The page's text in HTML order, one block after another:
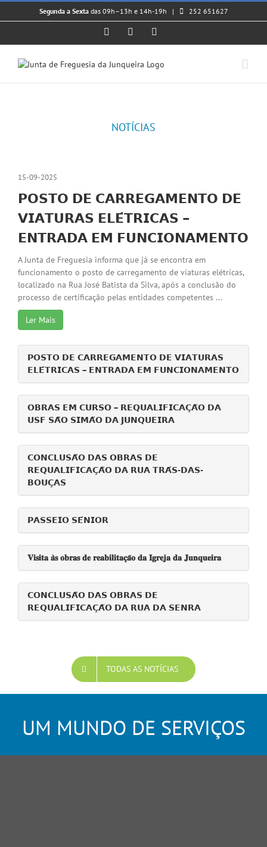
Skip
Segunda a Sextadas 09h–13h e 14h-19h | 252 651627
FacebookInstagram
NOTÍCIAS
15-09-2025
𝗣𝗢𝗦𝗧𝗢 𝗗𝗘 𝗖𝗔𝗥𝗥𝗘𝗚𝗔𝗠𝗘𝗡𝗧𝗢 𝗗𝗘
𝗩𝗜𝗔𝗧𝗨𝗥𝗔𝗦 𝗘𝗟𝗘́𝗧𝗥𝗜𝗖𝗔𝗦 –
𝗘𝗡𝗧𝗥𝗔𝗗𝗔 𝗘𝗠 𝗙𝗨𝗡𝗖𝗜𝗢𝗡𝗔𝗠𝗘𝗡𝗧𝗢
A Junta de Freguesia informa que já se encontra em
funcionamento o posto de carregamento de viaturas elétricas,
localizado na Rua José Batista da Silva, após a conclusão do
processo de certificação pelas entidades competentes ...
Ler Mais
𝗣𝗢𝗦𝗧𝗢 𝗗𝗘 𝗖𝗔𝗥𝗥𝗘𝗚𝗔𝗠𝗘𝗡𝗧𝗢 𝗗𝗘 𝗩𝗜𝗔𝗧𝗨𝗥𝗔𝗦
𝗘𝗟𝗘́𝗧𝗥𝗜𝗖𝗔𝗦 – 𝗘𝗡𝗧𝗥𝗔𝗗𝗔 𝗘𝗠 𝗙𝗨𝗡𝗖𝗜𝗢𝗡𝗔𝗠𝗘𝗡𝗧𝗢
𝗢𝗕𝗥𝗔𝗦 𝗘𝗠 𝗖𝗨𝗥𝗦𝗢 – 𝗥𝗘𝗤𝗨𝗔𝗟𝗜𝗙𝗜𝗖𝗔𝗖̧𝗔̃𝗢 𝗗𝗔
𝗨𝗦𝗙 𝗦𝗔̃𝗢 𝗦𝗜𝗠𝗔̃𝗢 𝗗𝗔 𝗝𝗨𝗡𝗤𝗨𝗘𝗜𝗥𝗔
𝗖𝗢𝗡𝗖𝗟𝗨𝗦𝗔̃𝗢 𝗗𝗔𝗦 𝗢𝗕𝗥𝗔𝗦 𝗗𝗘
𝗥𝗘𝗤𝗨𝗔𝗟𝗜𝗙𝗜𝗖𝗔𝗖̧𝗔̃𝗢 𝗗𝗔 𝗥𝗨𝗔 𝗧𝗥𝗔́𝗦-𝗗𝗔𝗦-
𝗕𝗢𝗨𝗖̧𝗔𝗦
𝗣𝗔𝗦𝗦𝗘𝗜𝗢 𝗦𝗘́𝗡𝗜𝗢𝗥
𝐕𝐢𝐬𝐢𝐭𝐚 𝐚̀𝐬 𝐨𝐛𝐫𝐚𝐬 𝐝𝐞 𝐫𝐞𝐚𝐛𝐢𝐥𝐢𝐭𝐚𝐜̧𝐚̃𝐨 𝐝𝐚 𝐈𝐠𝐫𝐞𝐣𝐚 𝐝𝐚 𝐉𝐮𝐧𝐪𝐮𝐞𝐢𝐫𝐚
𝗖𝗢𝗡𝗖𝗟𝗨𝗦𝗔̃𝗢 𝗗𝗔𝗦 𝗢𝗕𝗥𝗔𝗦 𝗗𝗘
𝗥𝗘𝗤𝗨𝗔𝗟𝗜𝗙𝗜𝗖𝗔𝗖̧𝗔̃𝗢 𝗗𝗔 𝗥𝗨𝗔 𝗗𝗔 𝗦𝗘𝗡𝗥𝗔
TODAS AS NOTÍCIAS
UM MUNDO DE SERVIÇOS